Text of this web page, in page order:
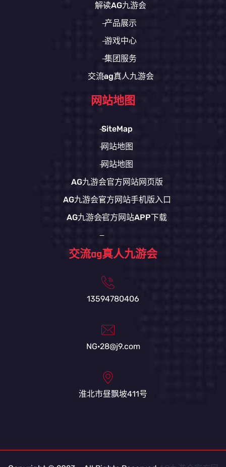
解读AG九游会
产品展示
游戏中心
集团服务
交流ag真人九游会
网站地图
SiteMap
网站地图
网站地图
AG九游会官方网站网页版
AG九游会官方网站手机版入口
AG九游会官方网站APP下载
交流ag真人九游会
13594780406
NG·28@j9.com
淮北市昼飘坡411号